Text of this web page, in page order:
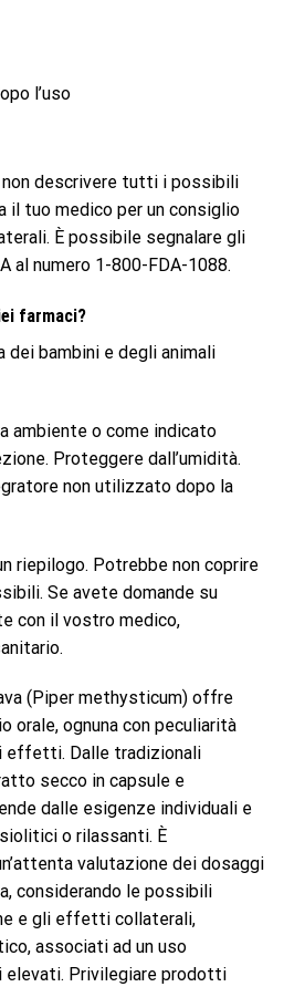
l’uso
descrivere tutti i possibili
il tuo medico per un consiglio
È possibile segnalare gli
al numero 1-800-FDA-1088.
farmaci?
bambini e degli animali
ambiente o come indicato
Proteggere dall’umidità.
non utilizzato dopo la
riepilogo. Potrebbe non coprire
Se avete domande su
con il vostro medico,
(Piper methysticum) offre
orale, ognuna con peculiarità
effetti. Dalle tradizionali
secco in capsule e
dalle esigenze individuali e
o rilassanti. È
valutazione dei dosaggi
considerando le possibili
e gli effetti collaterali,
associati ad un uso
elevati. Privilegiare prodotti